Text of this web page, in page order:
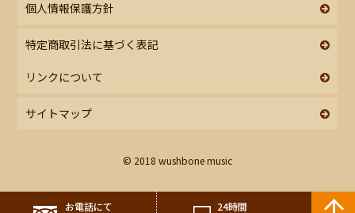
個人情報保護方針
特定商取引法に基づく表記
リンクについて
サイトマップ
© 2018 wushbone music
お電話にて 24時間